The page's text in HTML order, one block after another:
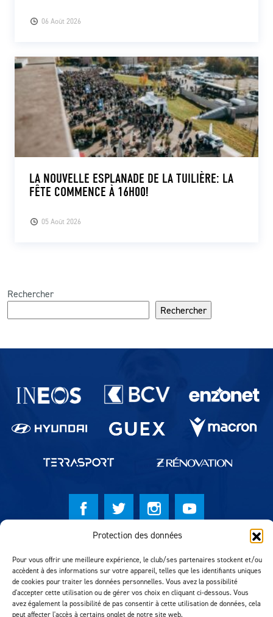
Protection des données
Pour vous offrir une meilleure expérience, le club/ses partenaires stockent et/ou
accèdent à des informations sur votre appareil, telles que les identifiants uniques
de cookies pour traiter les données personnelles. Vous avez la possibilité
d'accepter cette utilisation ou de gérer vos choix en cliquant ci-dessous. Vous
avez également la possibilité de pas consentir à cette utilisation de données, cela
peut affecter l'accès à certains onglet de notre site web.
06 Août 2026
05 Août 2026
LA NOUVELLE ESPLANADE DE LA TUILIÈRE: LA
FÊTE COMMENCE À 16H00!
Rechercher
Rechercher
Partenaires du lausanne-Sport
Réalisation MTM Agency